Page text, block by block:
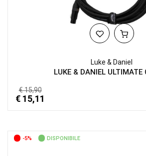
Luke & Daniel
LUKE & DANIEL ULTIMATE
€ 15,90
€ 15,11
-5% DISPONIBILE